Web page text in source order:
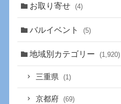
お取り寄せ (4)
バルイベント (5)
地域別カテゴリー (1,920)
三重県 (1)
京都府 (69)